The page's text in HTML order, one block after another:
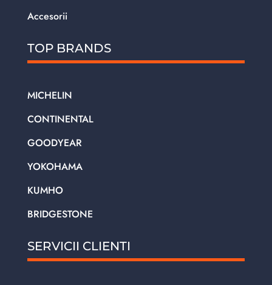
Accesorii
TOP BRANDS
MICHELIN
CONTINENTAL
GOODYEAR
YOKOHAMA
KUMHO
BRIDGESTONE
SERVICII CLIENTI